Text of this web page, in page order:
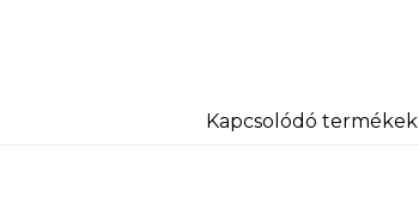
Kapcsolódó termékek